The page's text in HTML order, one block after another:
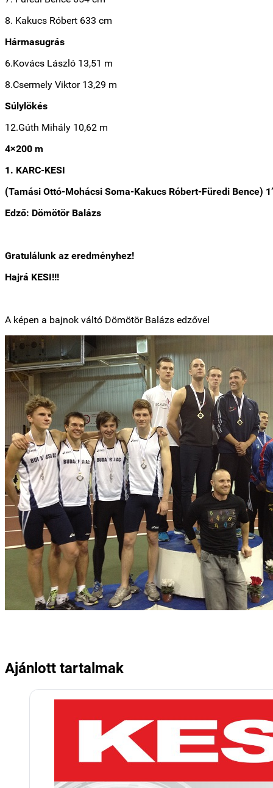
8. Kakucs Róbert 633 cm
Hármasugrás
6.Kovács László 13,51 m
8.Csermely Viktor 13,29 m
Súlylökés
12.Gúth Mihály 10,62 m
4×200 m
1. KARC-KESI
(Tamási Ottó-Mohácsi Soma-Kakucs Róbert-Füredi Bence)
Edző: Dömötör Balázs
Gratulálunk az eredményhez!
Hajrá KESI!!!
A képen a bajnok váltó Dömötör Balázs edzővel
Ajánlott tartalmak